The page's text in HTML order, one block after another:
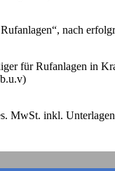
nach
für Rufanlagen in
MwSt. inkl.